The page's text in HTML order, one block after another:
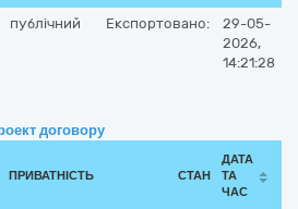
публічний Експортовано:
29-05-
2026,
14:21:28
договору
ПРИВАТНІСТЬ СТАН
ДАТА
ТА
ЧАС